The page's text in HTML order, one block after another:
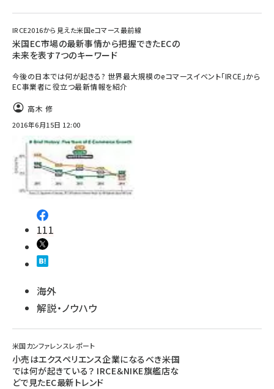
IRCE2016から見えた米国eコマース最前線
米国EC市場の最新事情から把握できたECの
未来を表す7つのキーワード
今後の日本では何が起きる? 世界最大規模のeコマースイベント「IRCE」から
EC事業者に役立つ最新情報を紹介
高木 修
2016年6月15日 12:00
111
海外
解説・ノウハウ
米国カンファレンスレポート
小売はエクスペリエンス企業になるべき――米国
では何が起きている？ IRCE＆NIKE旗艦店な
どで見たEC最新トレンド